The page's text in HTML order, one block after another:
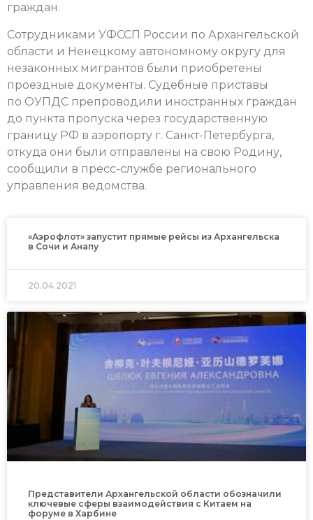
граждан.
Сотрудниками УФССП России по Архангельской
области и Ненецкому автономному округу для
незаконных мигрантов были приобретены
проездные документы. Судебные приставы
по ОУПДС препроводили иностранных граждан
до пункта пропуска через государственную
границу РФ в аэропорту г. Санкт-Петербурга,
откуда они были отправлены на свою Родину,
сообщили в пресс-службе регионального
управления ведомства.
«Аэрофлот» запустит прямые рейсы из Архангельска
в Сочи и Анапу
20.04.2021
Представители Архангельской области обозначили
ключевые сферы взаимодействия с Китаем на
форуме в Харбине